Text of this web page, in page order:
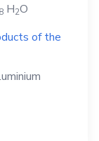
8 H2O
of the